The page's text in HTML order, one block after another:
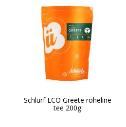
Schlürf ECO Greete roheline
tee 200g